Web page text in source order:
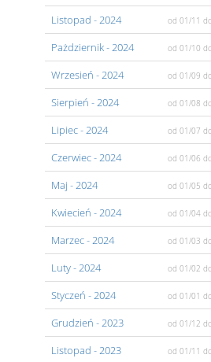
Listopad - 2024 od 01/11
Pażdziernik- 2024 od 01/10
Wrzesień - 2024 od 01/09
Sierpień - 2024 od 01/08
Lipiec- 2024 od 01/07
Czerwiec- 2024 od 01/06
Maj - 2024 od 01/05
Kwiecień - 2024 od 01/04
Marzec- 2024 od 01/03
Luty- 2024 od 01/02
Styczeń - 2024 od 01/01
Grudzień - 2023 od 01/12
Listopad - 2023 od 01/11